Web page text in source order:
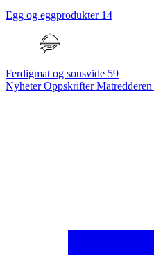
Egg og eggprodukter 14
Ferdigmat og sousvide 59
NyheterOppskrifterMatredderen